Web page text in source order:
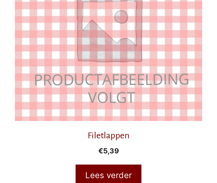
Filetlappen
€5,39
Lees verder